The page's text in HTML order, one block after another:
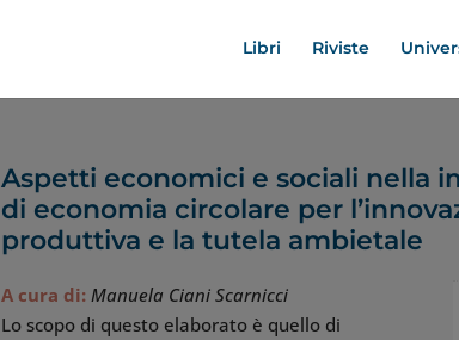
Libri Riviste
Aspetti economici e sociali nella
di economia circolare per
produttiva e la tutela ambietale
A cura di: Manuela Ciani Scarnicci
Lo scopo di questo elaborato è quello di